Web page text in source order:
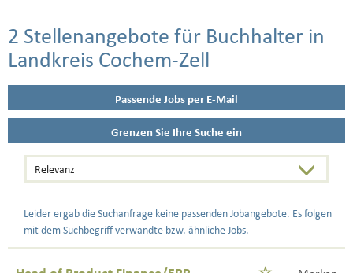
2 Stellenangebote für Buchhalter in
Landkreis Cochem-Zell
Passende Jobs per E-Mail
Grenzen Sie Ihre Suche ein
Leider ergab die Suchanfrage keine passenden Jobangebote. Es folgen
mit dem Suchbegriff verwandte bzw. ähnliche Jobs.